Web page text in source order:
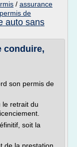
/ assurance
de
auto sans
conduire,
son permis de
le retrait du
soit la